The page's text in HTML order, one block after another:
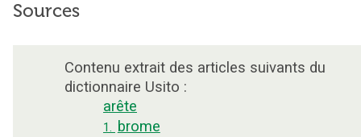
Sources
Contenu extrait des articles suivants du
dictionnaire Usito :
arête
1. brome